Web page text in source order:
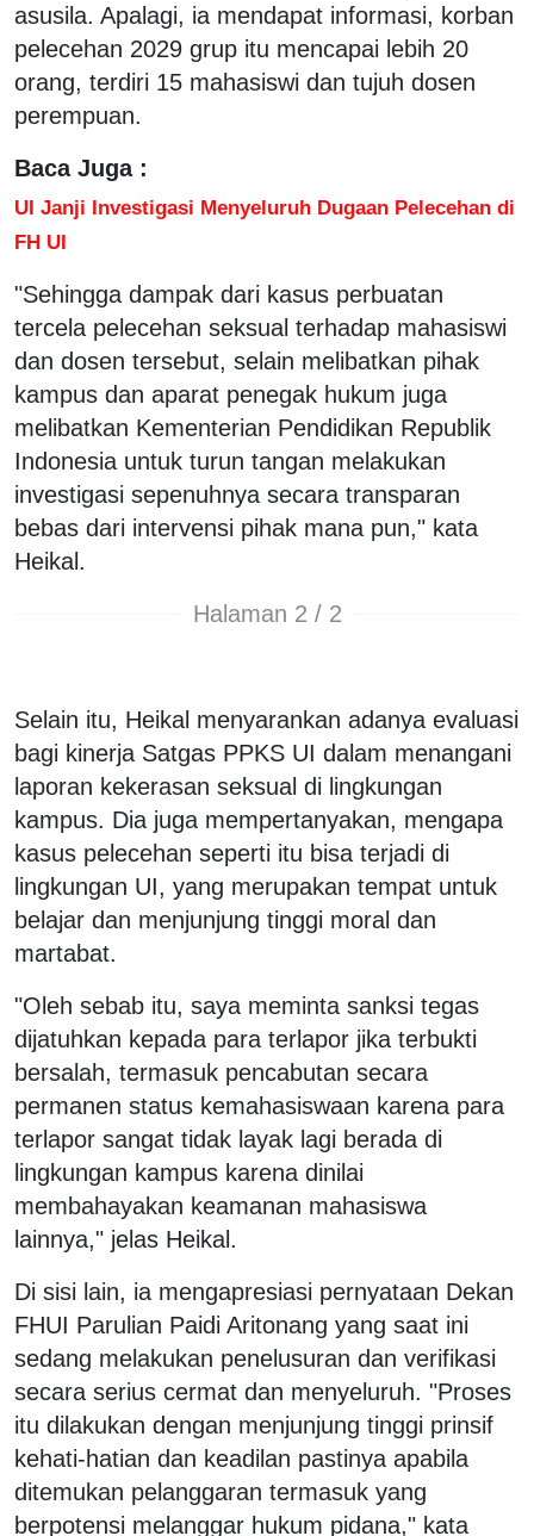
asusila. Apalagi, ia mendapat informasi, korban
pelecehan 2029 grup itu mencapai lebih 20
orang, terdiri 15 mahasiswi dan tujuh dosen
perempuan.
Baca Juga :
UI Janji Investigasi Menyeluruh Dugaan Pelecehan di
FH UI
"Sehingga dampak dari kasus perbuatan
tercela pelecehan seksual terhadap mahasiswi
dan dosen tersebut, selain melibatkan pihak
kampus dan aparat penegak hukum juga
melibatkan Kementerian Pendidikan Republik
Indonesia untuk turun tangan melakukan
investigasi sepenuhnya secara transparan
bebas dari intervensi pihak mana pun," kata
Heikal.
Halaman 2 / 2
Selain itu, Heikal menyarankan adanya evaluasi
bagi kinerja Satgas PPKS UI dalam menangani
laporan kekerasan seksual di lingkungan
kampus. Dia juga mempertanyakan, mengapa
kasus pelecehan seperti itu bisa terjadi di
lingkungan UI, yang merupakan tempat untuk
belajar dan menjunjung tinggi moral dan
martabat.
"Oleh sebab itu, saya meminta sanksi tegas
dijatuhkan kepada para terlapor jika terbukti
bersalah, termasuk pencabutan secara
permanen status kemahasiswaan karena para
terlapor sangat tidak layak lagi berada di
lingkungan kampus karena dinilai
membahayakan keamanan mahasiswa
lainnya," jelas Heikal.
Di sisi lain, ia mengapresiasi pernyataan Dekan
FHUI Parulian Paidi Aritonang yang saat ini
sedang melakukan penelusuran dan verifikasi
secara serius cermat dan menyeluruh. "Proses
itu dilakukan dengan menjunjung tinggi prinsif
kehati-hatian dan keadilan pastinya apabila
ditemukan pelanggaran termasuk yang
berpotensi melanggar hukum pidana," kata